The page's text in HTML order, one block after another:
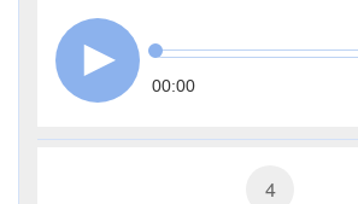
00:00
4